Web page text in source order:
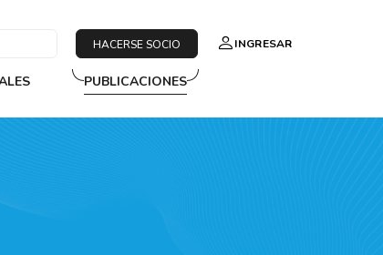
HACERSE SOCIO INGRESAR
PUBLICACIONES